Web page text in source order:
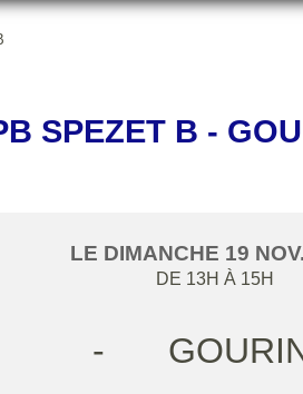
SPEZET B -
LE DIMANCHE 19 NOV.
DE 13H À 15H
-